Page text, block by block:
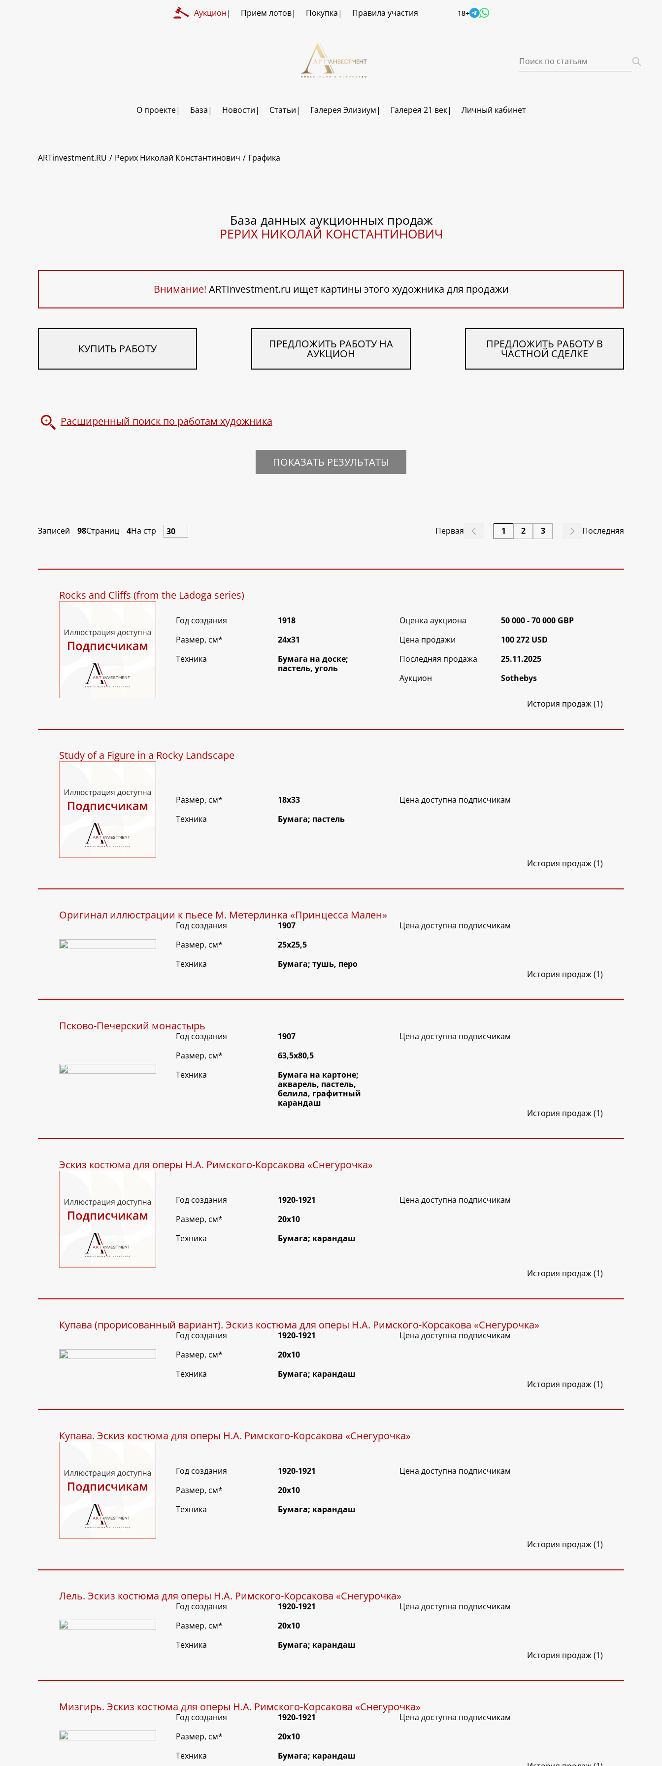
Аукцион Прием лотов Покупка Правила участия 18+
О проекте База Новости Статьи Галерея Элизиум Галерея 21 век Личный кабинет
ARTinvestment.RU Рерих Николай Константинович Графика
База данных аукционных продаж
РЕРИХ НИКОЛАЙ КОНСТАНТИНОВИЧ
Внимание! ARTInvestment.ru ищет картины этого художника для продажи
КУПИТЬ РАБОТУ ПРЕДЛОЖИТЬ РАБОТУ НА
АУКЦИОН
ПРЕДЛОЖИТЬ РАБОТУ В
ЧАСТНОЙ СДЕЛКЕ
Расширенный поиск по работам художника
ПОКАЗАТЬ РЕЗУЛЬТАТЫ
Записей 98Страниц 4На стр Первая 1 2 3 Последняя
Rocks and Cliffs (from the Ladoga series)
Год создания
1918
Размер, см*
24х31
Техника
Бумага на доске;
пастель, уголь
Оценка аукциона
50 000 - 70 000 GBP
Цена продажи
100 272 USD
Последняя продажа
25.11.2025
Аукцион
Sothebys
История продаж (1)
Study of a Figure in a Rocky Landscape
Размер, см*
18х33
Техника
Бумага; пастель
Цена доступна подписчикам
История продаж (1)
Оригинал иллюстрации к пьесе М. Метерлинка «Принцесса Мален»
Год создания
1907
Размер, см*
25х25,5
Техника
Бумага; тушь, перо
Цена доступна подписчикам
История продаж (1)
Псково-Печерский монастырь
Год создания
1907
Размер, см*
63,5х80,5
Техника
Бумага на картоне;
акварель, пастель,
белила, графитный
карандаш
Цена доступна подписчикам
История продаж (1)
Эскиз костюма для оперы Н.А. Римского-Корсакова «Снегурочка»
Год создания
1920-1921
Размер, см*
20х10
Техника
Бумага; карандаш
Цена доступна подписчикам
История продаж (1)
Купава (прорисованный вариант). Эскиз костюма для оперы Н.А. Римского-Корсакова «Снегурочка»
Год создания
1920-1921
Размер, см*
20х10
Техника
Бумага; карандаш
Цена доступна подписчикам
История продаж (1)
Купава. Эскиз костюма для оперы Н.А. Римского-Корсакова «Снегурочка»
Год создания
1920-1921
Размер, см*
20х10
Техника
Бумага; карандаш
Цена доступна подписчикам
История продаж (1)
Лель. Эскиз костюма для оперы Н.А. Римского-Корсакова «Снегурочка»
Год создания
1920-1921
Размер, см*
20х10
Техника
Бумага; карандаш
Цена доступна подписчикам
История продаж (1)
Мизгирь. Эскиз костюма для оперы Н.А. Римского-Корсакова «Снегурочка»
Год создания
1920-1921
Размер, см*
20х10
Техника
Бумага; карандаш
Цена доступна подписчикам